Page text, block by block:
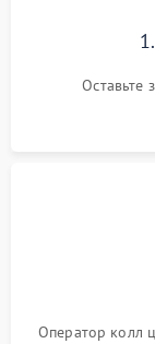
Оставьте
Оператор колл